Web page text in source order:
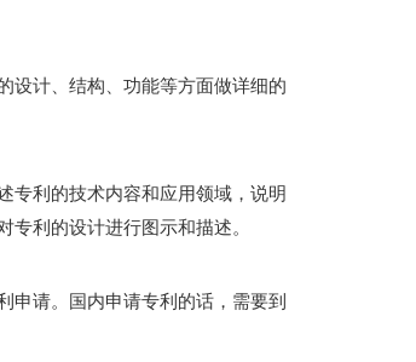
设计、结构、功能等方面做详细的
专利的技术内容和应用领域，说明
利的设计进行图示和描述。
申请。国内申请专利的话，需要到